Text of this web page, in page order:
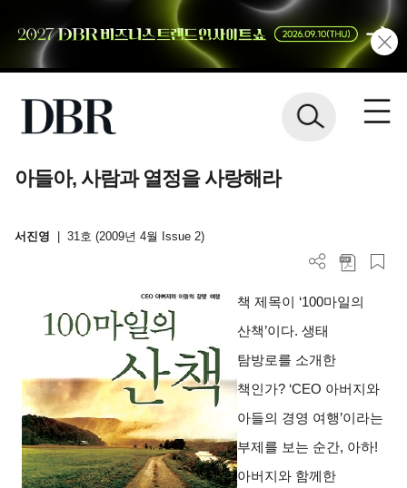
아들아, 사람과 열정을 사랑해라
서진영 31호 (2009년 4월 Issue 2)
책 제목이 ‘100마일의
산책’이다. 생태
탐방로를 소개한
책인가? ‘CEO 아버지와
아들의 경영 여행’이라는
부제를 보는 순간, 아하!
아버지와 함께한